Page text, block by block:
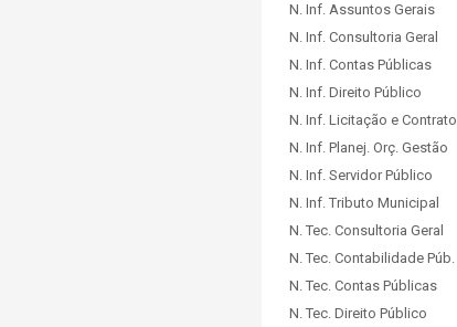
N. Inf. Assuntos Gerais
N. Inf. Consultoria Geral
N. Inf. Contas Públicas
N. Inf. Direito Público
N. Inf. Licitação e Contrato
N. Inf. Planej. Orç. Gestão
N. Inf. Servidor Público
N. Inf. Tributo Municipal
N. Tec. Consultoria Geral
N. Tec. Contabilidade Púb.
N. Tec. Contas Públicas
N. Tec. Direito Público